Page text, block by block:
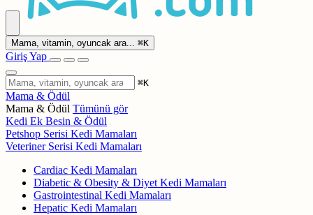
Mama, vitamin, oyuncak ara... ⌘K
Giriş Yap
⌘K
Mama & Ödül
Mama & Ödül Tümünü gör
Kedi Ek Besin & Ödül
Petshop Serisi Kedi Mamaları
Veteriner Serisi Kedi Mamaları
Cardiac Kedi Mamaları
Diabetic & Obesity & Diyet Kedi Mamaları
Gastrointestinal Kedi Mamaları
Hepatic Kedi Mamaları